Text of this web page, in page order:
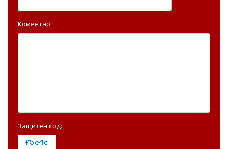
Коментар:
Защитен код: